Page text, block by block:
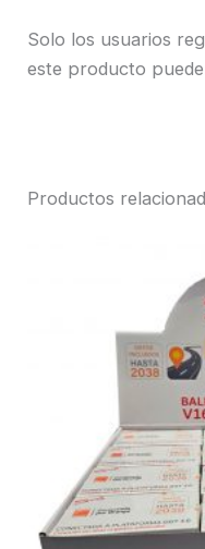
Solo los usuarios
este producto
Productos